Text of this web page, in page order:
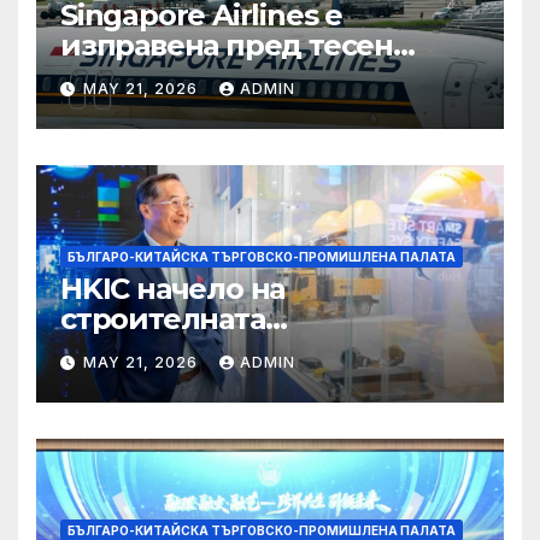
Singapore Airlines е
изправена пред тесен
прозорец за спечелване на
пазарен дял от
конкурентите си от
Персийския залив
MAY 21, 2026 ADMIN
БЪЛГАРО-КИТАЙСКА ТЪРГОВСКО-ПРОМИШЛЕНА ПАЛАТА
HKIC начело на
строителната
трансформация на Хонконг
чрез приемане на AI+
MAY 21, 2026 ADMIN
БЪЛГАРО-КИТАЙСКА ТЪРГОВСКО-ПРОМИШЛЕНА ПАЛАТА